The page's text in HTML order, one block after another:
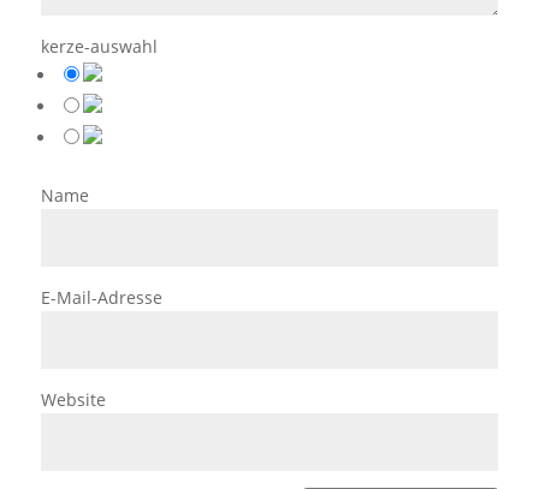
kerze-auswahl
Name
E-Mail-Adresse
Website